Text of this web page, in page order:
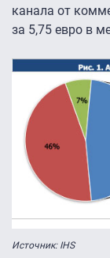
канала от
за 5,75 евро в
Источник: IHS